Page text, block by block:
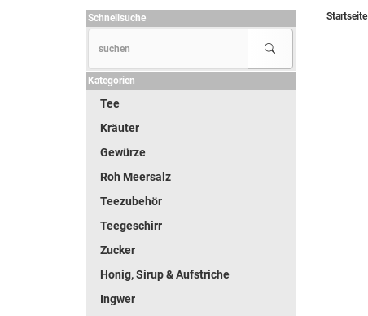
Startseite
Schnellsuche
Kategorien
Tee
Kräuter
Gewürze
Roh Meersalz
Teezubehör
Teegeschirr
Zucker
Honig, Sirup & Aufstriche
Ingwer